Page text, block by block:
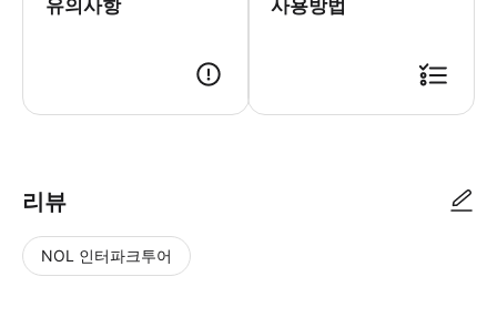
유의사항 사용방법
리뷰
NOL 인터파크투어